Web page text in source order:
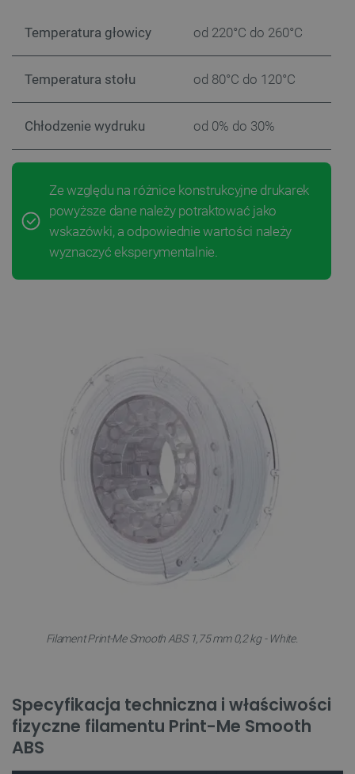
Temperatura głowicy od 220°C do 260°C
Temperatura stołu od 80°C do 120°C
Chłodzenie wydruku od 0% do 30%
Ze względu na różnice konstrukcyjne drukarek
powyższe dane należy potraktować jako
wskazówki, a odpowiednie wartości należy
wyznaczyć eksperymentalnie.
Filament Print-Me Smooth ABS 1,75 mm 0,2 kg - White.
Specyfikacja techniczna i właściwości
fizyczne filamentu Print-Me Smooth
ABS